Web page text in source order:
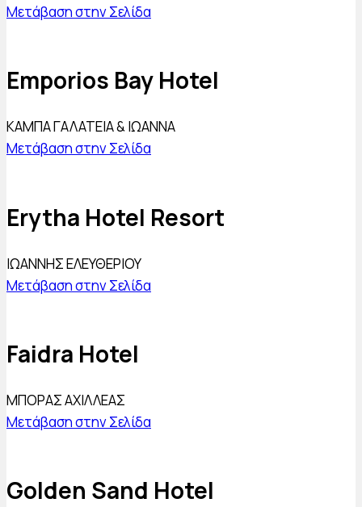
Μετάβαση στην Σελίδα
Emporios Bay Hotel
ΚΑΜΠΑ ΓΑΛΑΤΕΙΑ & ΙΩΑΝΝΑ
Μετάβαση στην Σελίδα
Erytha Hotel Resort
ΙΩΑΝΝΗΣ ΕΛΕΥΘΕΡΙΟΥ
Μετάβαση στην Σελίδα
Faidra Hotel
ΜΠΟΡΑΣ ΑΧΙΛΛΕΑΣ
Μετάβαση στην Σελίδα
Golden Sand Hotel